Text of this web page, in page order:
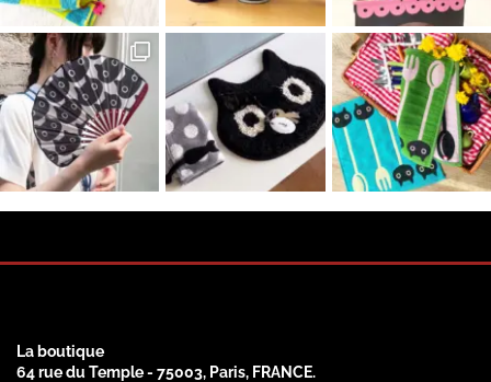
La boutique
64 rue du Temple - 75003, Paris, FRANCE.